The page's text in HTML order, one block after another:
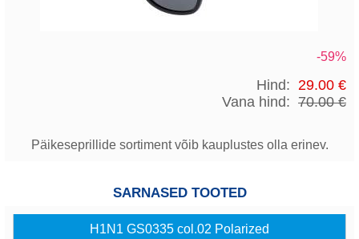
-59%
Hind: 29.00 €
Vana hind:70.00 €
Päikeseprillide sortiment võib kauplustes olla erinev.
SARNASED TOOTED
H1N1 GS0335 col.02 Polarized